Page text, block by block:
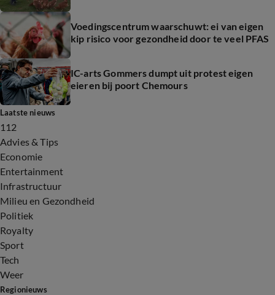
Voedingscentrum waarschuwt: ei van eigen
kip risico voor gezondheid door te veel PFAS
IC-arts Gommers dumpt uit protest eigen
eieren bij poort Chemours
Laatste nieuws
112
Advies & Tips
Economie
Entertainment
Infrastructuur
Milieu en Gezondheid
Politiek
Royalty
Sport
Tech
Weer
Regionieuws